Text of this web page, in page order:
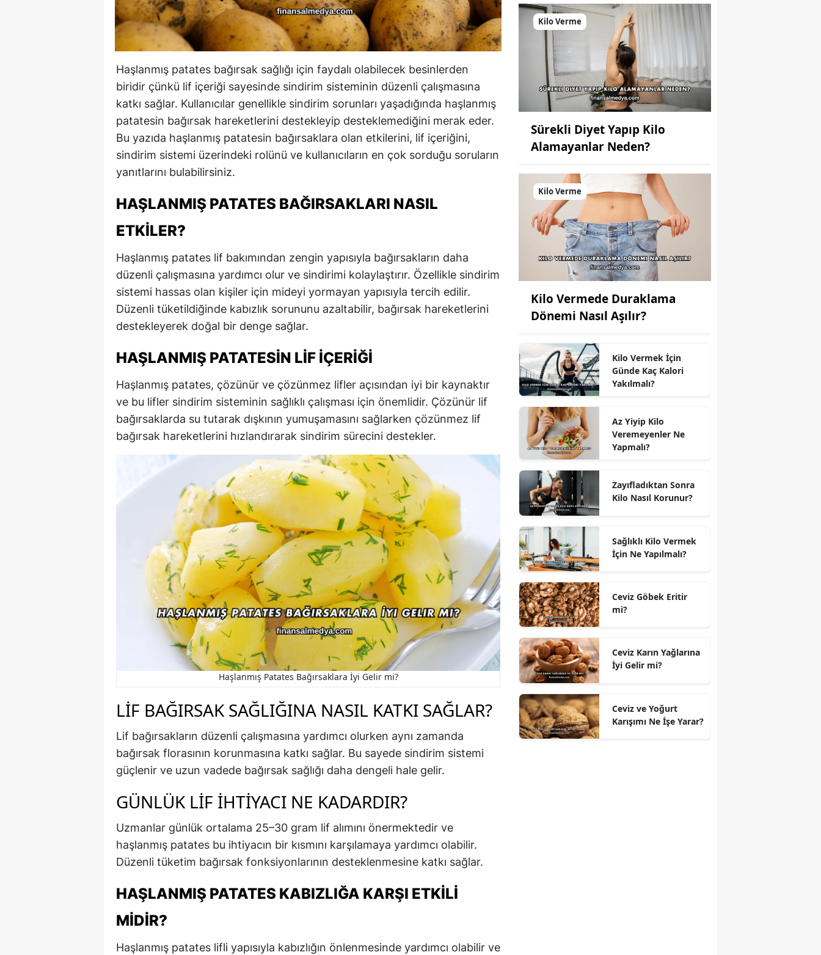
Haşlanmış patates bağırsak sağlığı için faydalı olabilecek besinlerden
biridir çünkü lif içeriği sayesinde sindirim sisteminin düzenli çalışmasına
katkı sağlar. Kullanıcılar genellikle sindirim sorunları yaşadığında haşlanmış
patatesin bağırsak hareketlerini destekleyip desteklemediğini merak eder.
Bu yazıda haşlanmış patatesin bağırsaklara olan etkilerini, lif içeriğini,
sindirim sistemi üzerindeki rolünü ve kullanıcıların en çok sorduğu soruların
yanıtlarını bulabilirsiniz.
HAŞLANMIŞ PATATES BAĞIRSAKLARI NASIL
ETKILER?
Haşlanmış patates lif bakımından zengin yapısıyla bağırsakların daha
düzenli çalışmasına yardımcı olur ve sindirimi kolaylaştırır. Özellikle sindirim
sistemi hassas olan kişiler için mideyi yormayan yapısıyla tercih edilir.
Düzenli tüketildiğinde kabızlık sorununu azaltabilir, bağırsak hareketlerini
destekleyerek doğal bir denge sağlar.
HAŞLANMIŞ PATATESIN LIF İÇERIĞI
Haşlanmış patates, çözünür ve çözünmez lifler açısından iyi bir kaynaktır
ve bu lifler sindirim sisteminin sağlıklı çalışması için önemlidir. Çözünür lif
bağırsaklarda su tutarak dışkının yumuşamasını sağlarken çözünmez lif
bağırsak hareketlerini hızlandırarak sindirim sürecini destekler.
Haşlanmış Patates Bağırsaklara İyi Gelir mi?
LIF BAĞIRSAK SAĞLIĞINA NASIL KATKI SAĞLAR?
Lif bağırsakların düzenli çalışmasına yardımcı olurken aynı zamanda
bağırsak florasının korunmasına katkı sağlar. Bu sayede sindirim sistemi
güçlenir ve uzun vadede bağırsak sağlığı daha dengeli hale gelir.
GÜNLÜK LIF İHTIYACI NE KADARDIR?
Uzmanlar günlük ortalama 25–30 gram lif alımını önermektedir ve
haşlanmış patates bu ihtiyacın bir kısmını karşılamaya yardımcı olabilir.
Düzenli tüketim bağırsak fonksiyonlarının desteklenmesine katkı sağlar.
HAŞLANMIŞ PATATES KABIZLIĞA KARŞI ETKILI
MIDIR?
Haşlanmış patates lifli yapısıyla kabızlığın önlenmesinde yardımcı olabilir ve
Kilo Verme
Sürekli Diyet Yapıp Kilo
Alamayanlar Neden?
Kilo Verme
Kilo Vermede Duraklama
Dönemi Nasıl Aşılır?
Kilo Vermek İçin
Günde Kaç Kalori
Yakılmalı?
Az Yiyip Kilo
Veremeyenler Ne
Yapmalı?
Zayıfladıktan Sonra
Kilo Nasıl Korunur?
Sağlıklı Kilo Vermek
İçin Ne Yapılmalı?
Ceviz Göbek Eritir
mi?
Ceviz Karın Yağlarına
İyi Gelir mi?
Ceviz ve Yoğurt
Karışımı Ne İşe Yarar?